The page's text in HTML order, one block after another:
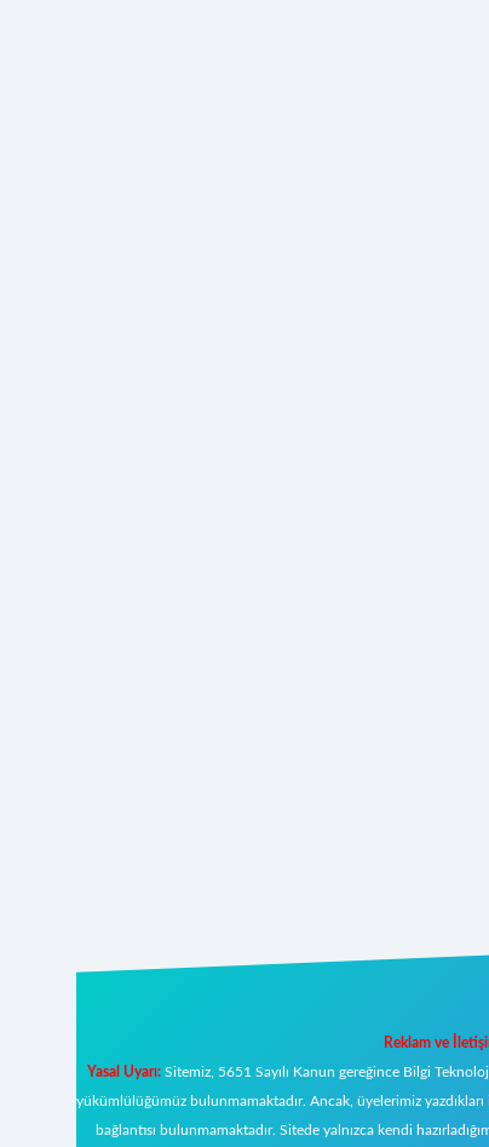
Reklam ve
Yasal Uyarı:Sitemiz, 5651 Sayılı Kanun gereğince Bilgi
yükümlülüğümüz bulunmamaktadır. Ancak, üyelerimiz
bağlantısı bulunmamaktadır. Sitede yalnızca kendi